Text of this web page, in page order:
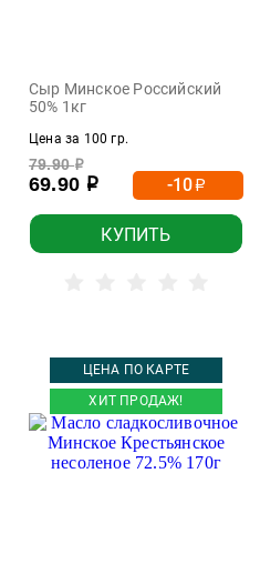
Сыр Минское Российский
50% 1кг
Цена за 100 гр.
79.90р
69.90 р -10р
КУПИТЬ
ЦЕНА ПО КАРТЕ
ХИТ ПРОДАЖ!